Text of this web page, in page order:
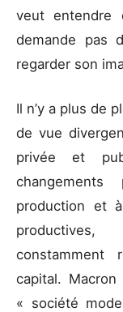
veut
demande pas
regarder son
Il n’y a plus de
de vue
privée et
production et
productives,
constamment
capital.
« société